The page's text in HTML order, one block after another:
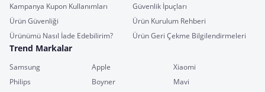
Kampanya Kupon Kullanımları
Güvenlik İpuçları
Ürün Güvenliği
Ürün Kurulum Rehberi
Ürünümü Nasıl İade Edebilirim?
Ürün Geri Çekme Bilgilendirmeleri
Trend Markalar
Samsung Apple
Xiaomi
Philips
Boyner
Mavi